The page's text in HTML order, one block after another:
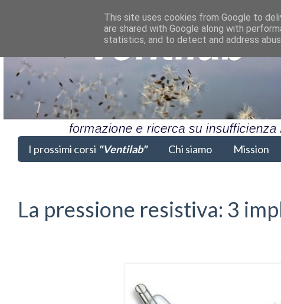
I prossimi corsi "Ventilab" Chi siamo Mission
La pressione resistiva: 3
This site uses cookies from Google to
are shared with Google along with
statistics, and to detect and address